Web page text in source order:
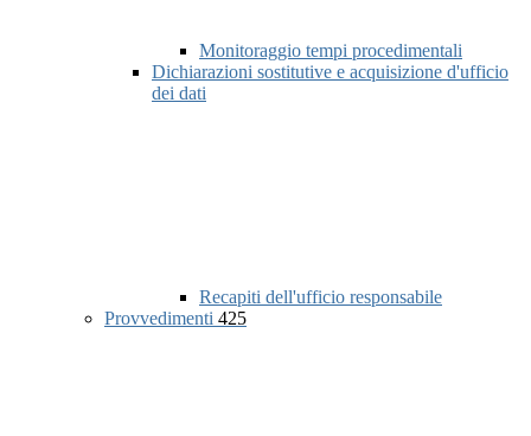
Monitoraggio tempi procedimentali
Dichiarazioni sostitutive e acquisizione d'ufficio
dei dati
Recapiti dell'ufficio responsabile
Provvedimenti 425